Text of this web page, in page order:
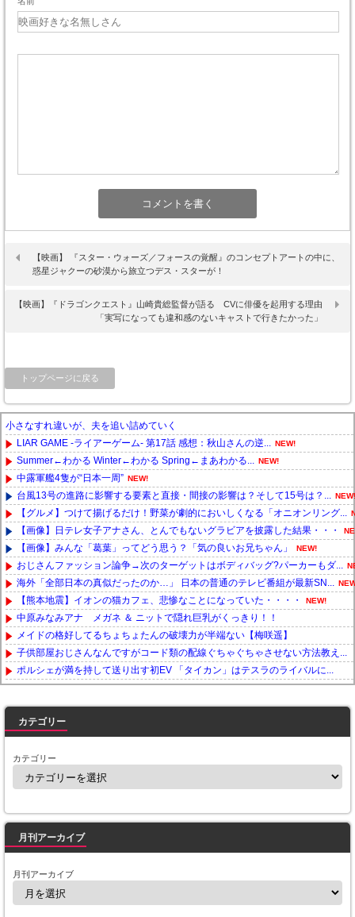
【映画】 『スター・ウォーズ／フォースの覚醒』のコンセプトアートの中に、
惑星ジャクーの砂漠から旅立つデス・スターが！
【映画】『ドラゴンクエスト』山崎貴総監督が語る CVに俳優を起用する理由
「実写になっても違和感のないキャストで行きたかった」
トップページに戻る
小さなすれ違いが、夫を追い詰めていく
LIAR GAME -ライアーゲーム- 第17話 感想：秋山さんの逆... NEW!
Summer←わかる Winter←わかる Spring←まあわかる... NEW!
中露軍艦4隻が“日本一周” NEW!
台風13号の進路に影響する要素と直接・間接の影響は？そして15号は？... NEW!
【グルメ】つけて揚げるだけ！野菜が劇的においしくなる「オニオンリング...
【画像】日テレ女子アナさん、とんでもないグラビアを披露した結果・・・
【画像】みんな「葛葉」ってどう思う？「気の良いお兄ちゃん」 NEW!
おじさんファッション論争→次のターゲットはボディバッグ?パーカーもダ...
海外「全部日本の真似だったのか…」 日本の普通のテレビ番組が最新SN...
【熊本地震】イオンの猫カフェ、悲惨なことになっていた・・・・ NEW!
中原みなみアナ メガネ ＆ ニットで隠れ巨乳がくっきり！！
メイドの格好してるちょちょたんの破壊力が半端ない【梅咲遥】
子供部屋おじさんなんですがコード類の配線ぐちゃぐちゃさせない方法教え...
ポルシェが満を持して送り出す初EV 「タイカン」はテスラのライバルに...
カテゴリー
カテゴリー
月刊アーカイブ
月刊アーカイブ